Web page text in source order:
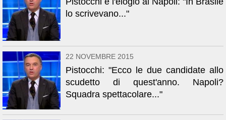
lo scrivevano..."
22 NOVEMBRE 2015
Pistocchi: "Ecco le due candidate allo
scudetto di quest'anno. Napoli?
Squadra spettacolare..."